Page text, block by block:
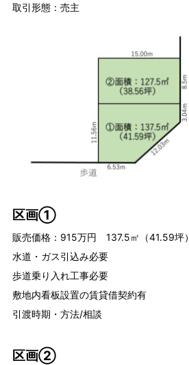
取引形態：売主
区画①
販売価格：915万円 137.5㎡（41.59坪）
水道・ガス引込み必要
歩道乗り入れ工事必要
敷地内看板設置の賃貸借契約有
引渡時期・方法/相談
区画②